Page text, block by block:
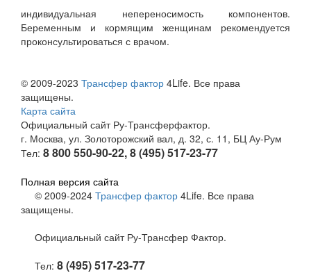
индивидуальная непереносимость компонентов.
Беременным и кормящим женщинам рекомендуется
проконсультироваться с врачом.
© 2009-2023 Трансфер фактор 4Life. Все права
защищены.
Карта сайта
Официальный сайт Ру-Трансферфактор.
г. Москва, ул. Золоторожский вал, д. 32, с. 11, БЦ Ау-Рум
Тел: 8 800 550-90-22, 8 (495) 517-23-77
Полная версия сайта
© 2009-2024 Трансфер фактор 4Life. Все права
защищены.
Официальный сайт Ру-Трансфер Фактор.
Тел: 8 (495) 517-23-77